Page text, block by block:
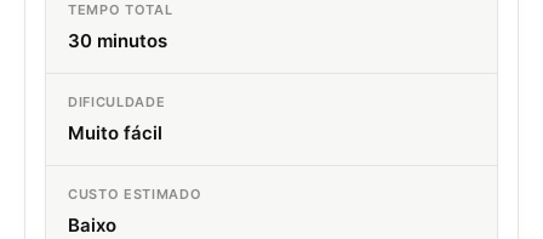
TEMPO TOTAL
30 minutos
DIFICULDADE
Muito fácil
CUSTO ESTIMADO
Baixo